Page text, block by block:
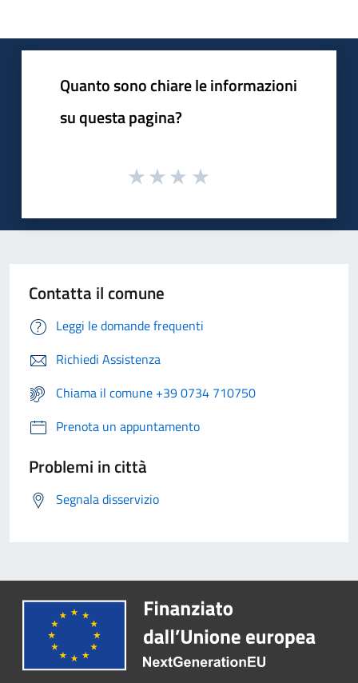
Quanto sono chiare le informazioni
su questa pagina?
Contatta il comune
Leggi le domande frequenti
Richiedi Assistenza
Chiama il comune +39 0734 710750
Prenota un appuntamento
Problemi in città
Segnala disservizio